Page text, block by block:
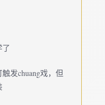
发chuang戏，但